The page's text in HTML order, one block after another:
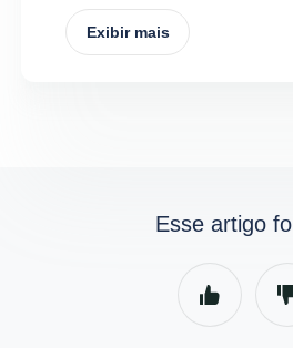
Exibir mais
Esse artigo